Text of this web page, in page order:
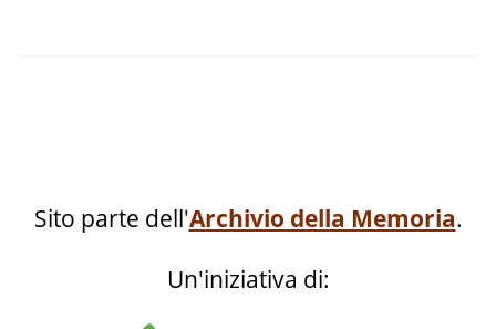
Sito parte dell'Archivio della Memoria.
Un'iniziativa di: